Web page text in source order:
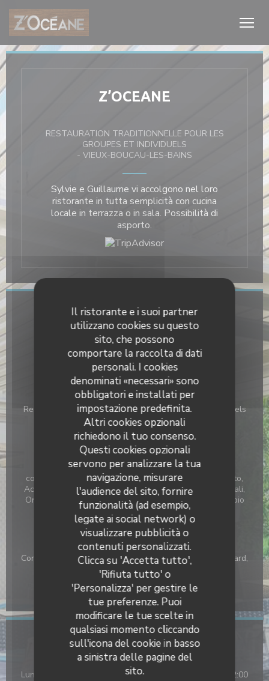
Personalizzazione delle tue scelte sui cookie
Il ristorante e i suoi partner
utilizzano cookies su questo
sito, che possono
comportare la raccolta di dati
personali. I cookies
denominati «necessari» sono
obbligatori e installati per
impostazione predefinita.
Altri cookies opzionali
richiedono il tuo consenso.
Questi cookies opzionali
servono per analizzare la tua
navigazione, misurare
l'audience del sito, fornire
funzionalità (ad esempio,
legate ai social network) o
visualizzare pubblicità o
contenuti personalizzati.
Clicca su 'Accetta tutto',
'Rifiuta tutto' o
'Personalizza' per gestire le
tue preferenze. Puoi
modificare le tue scelte in
qualsiasi momento cliccando
sull'icona del cookie in basso
a sinistra delle pagine del
sito.
Z’OCEANE
RESTAURATION TRADITIONNELLE POUR LES
GROUPES ET INDIVIDUELS
- VIEUX-BOUCAU-LES-BAINS
Sylvie e Guillaume vi accolgono nel loro
ristorante in tutta semplicità con cucina
locale in terrazza o in sala. Possibilità di
asporto.
Informazioni pratiche
Cucina
Di Pesce, Carne e pesce alla plancha, Tradizionale
francese
Tipologia
Restauration traditionnelle pour les groupes et individuels
,
Restaurant traditionnel
Servizi
Sale banchetti - per banchetti, Camera con aria
condizionata, Recapito, Libero preventivo personalizzato,
Accesso disabili, piatti vegetariani, Vendita on o dai locali,
Ordine da asporto, Takeaways, Terrazzo, Sedia e cambio
bambino tavolo
Metodo di pagamento
Bancomat, Assegni, Buoni vacanza, Visa, Maestro,
Contanti, Bonifico, Titoli Restaurant, Eurocard / Mastercard,
Moneo, Titoli ristorante (solo pranzo), Contactless
Payment, Buoni pasto, Ordine di acquisto, Apple Pay,
Senza contatto, Pagamento mobile
Orari
Lun 12:00 - 14:00 19:00 - 22:00